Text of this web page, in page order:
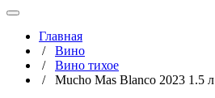
Главная
/ Вино
/ Вино тихое
/ Mucho Mas Blanco 2023 1.5 л